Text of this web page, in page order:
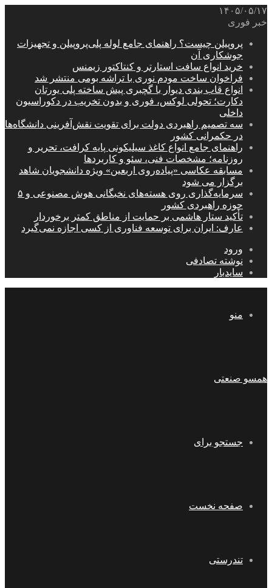
۱۴۰۵/۰۵/۱۷
خبر فوری
پروپیلن چیست؟ راهنمای جامع لوله پلی‌پروپیلن و تجهیزات
جوشکاری آن
خرید انواع سافت استارتر و کنتاکتور زیمنس
فراخوان ساخت مودم نوری با تراشه بومی منتشر شد
انواع قاب بندی دیوار با گچبری پیش ساخته پلی یورتان
دکارت؛ تحولی لوکس، فوری و بدون تخریب در دکوراسیون
داخلی
سه تصمیم راهبردی دولت برای تقویت نقش‌آفرینی دانشگاه‌ها
در حکمرانی کشور
راهنمای جامع انواع کاغذ سیلیکونی پایه کرافت، تحریر و
روزنامه؛ مشخصات فنی، سئو و کاربردها
مسابقه عکاسی «پیاده‌روی اربعین» ویژه دانشجویان شاهد
برگزار می شود
سرمایه‌گذاری روی هسته‌های نخبگانی هوش مصنوعی و ۵
حوزه راهبردی کشور
تأکید ستار هاشمی بر حمایت از مناطق کمتر برخوردار
عارف: ایران برای توسعه فناوری از کسی اجازه نمی‌گیرد
ورود
نوشته تصادفی
سایدبار
منو
همسو صنعتی
جستجو برای
صفحه نخست
تندرستی